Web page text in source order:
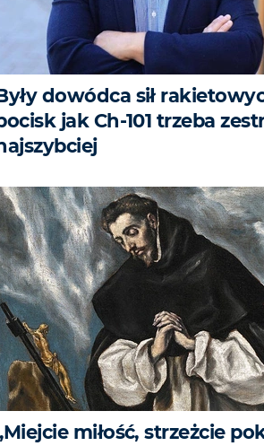
dowódca sił
jak Ch-101 trzeba
miłość, strzeżcie